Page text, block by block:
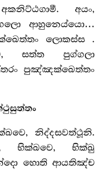
අයං,
ආහුනෙය්යො…
ලොකස්ස .
සත්ත පුග්ගලා
පුඤ්ඤක්ඛෙත්තං
නිද්දසවත්ථූනි.
භික්ඛවෙ, භික්ඛු
හොති ආයතිඤ්ච